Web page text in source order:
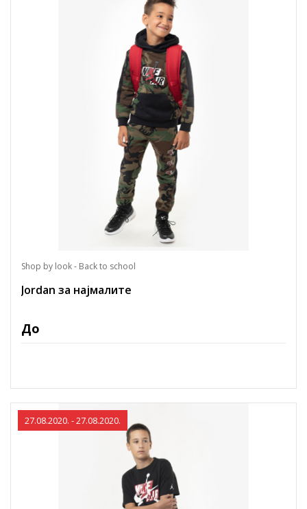
Shop by look - Back to school
Jordan за најмалите
До
27.08.2020. - 27.08.2020.